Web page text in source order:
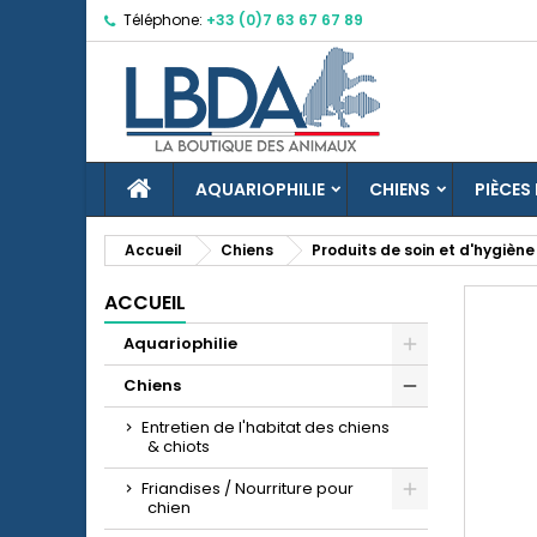
Téléphone: +33 (0)7 63 67 67 89
ACCUEILAQUARIOPHILIE CHIENS
Accueil Chiens Produits de soin et
ACCUEIL
Aquariophilie
Chiens
Entretien de l'habitat des chiens
& chiots
Friandises / Nourriture pour
chien